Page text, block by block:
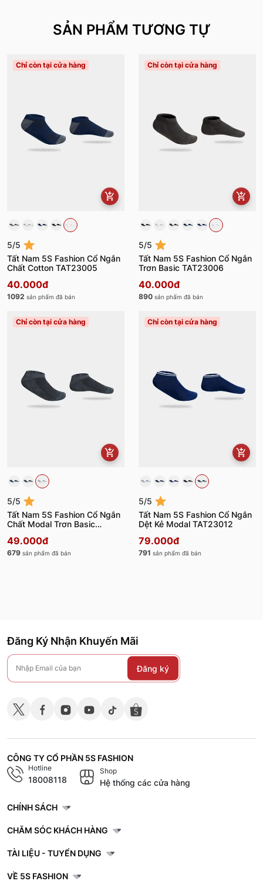
SẢN PHẨM TƯƠNG TỰ
Chỉ còn tại cửa hàng
5/5
Tất Nam 5S Fashion Cổ Ngắn
Chất Cotton TAT23005
40.000đ
1092 sản phẩm đã bán
Chỉ còn tại cửa hàng
5/5
Tất Nam 5S Fashion Cổ Ngắn
Trơn Basic TAT23006
40.000đ
890 sản phẩm đã bán
Chỉ còn tại cửa hàng
5/5
Tất Nam 5S Fashion Cổ Ngắn
Chất Modal Trơn Basic
49.000đ
679 sản phẩm đã bán
Chỉ còn tại cửa hàng
5/5
Tất Nam 5S Fashion Cổ Ngắn
Dệt Kẻ Modal TAT23012
79.000đ
791 sản phẩm đã bán
Đăng Ký Nhận Khuyến Mãi
Đăng ký
CÔNG TY CỔ PHẦN 5S FASHION
Hotline
18008118
Shop
Hệ thống các cửa hàng
CHÍNH SÁCH
CHĂM SÓC KHÁCH HÀNG
TÀI LIỆU - TUYỂN DỤNG
VỀ 5S FASHION